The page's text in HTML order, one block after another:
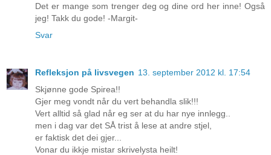
Det er mange som trenger deg og dine ord her inne! Også
jeg! Takk du gode! -Margit-
Svar
Refleksjon på livsvegen 13. september 2012 kl. 17:54
Skjønne gode Spirea!!
Gjer meg vondt når du vert behandla slik!!!
Vert alltid så glad når eg ser at du har nye innlegg..
men i dag var det SÅ trist å lese at andre stjel,
er faktisk det dei gjer...
Vonar du ikkje mistar skrivelysta heilt!